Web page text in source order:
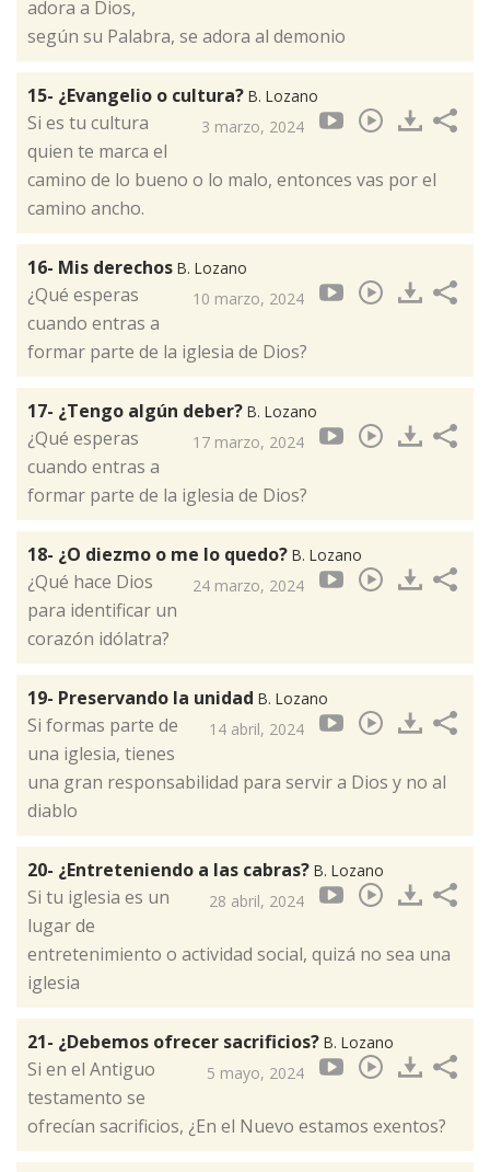
adora a Dios,
según su Palabra, se adora al demonio
15- ¿Evangelio o cultura? B. Lozano
3 marzo, 2024
Si es tu cultura
quien te marca el
camino de lo bueno o lo malo, entonces vas por el
camino ancho.
16- Mis derechos B. Lozano
10 marzo, 2024
¿Qué esperas
cuando entras a
formar parte de la iglesia de Dios?
17- ¿Tengo algún deber? B. Lozano
17 marzo, 2024
¿Qué esperas
cuando entras a
formar parte de la iglesia de Dios?
18- ¿O diezmo o me lo quedo? B. Lozano
24 marzo, 2024
¿Qué hace Dios
para identificar un
corazón idólatra?
19- Preservando la unidad B. Lozano
14 abril, 2024
Si formas parte de
una iglesia, tienes
una gran responsabilidad para servir a Dios y no al
diablo
20- ¿Entreteniendo a las cabras? B. Lozano
28 abril, 2024
Si tu iglesia es un
lugar de
entretenimiento o actividad social, quizá no sea una
iglesia
21- ¿Debemos ofrecer sacrificios? B. Lozano
5 mayo, 2024
Si en el Antiguo
testamento se
ofrecían sacrificios, ¿En el Nuevo estamos exentos?